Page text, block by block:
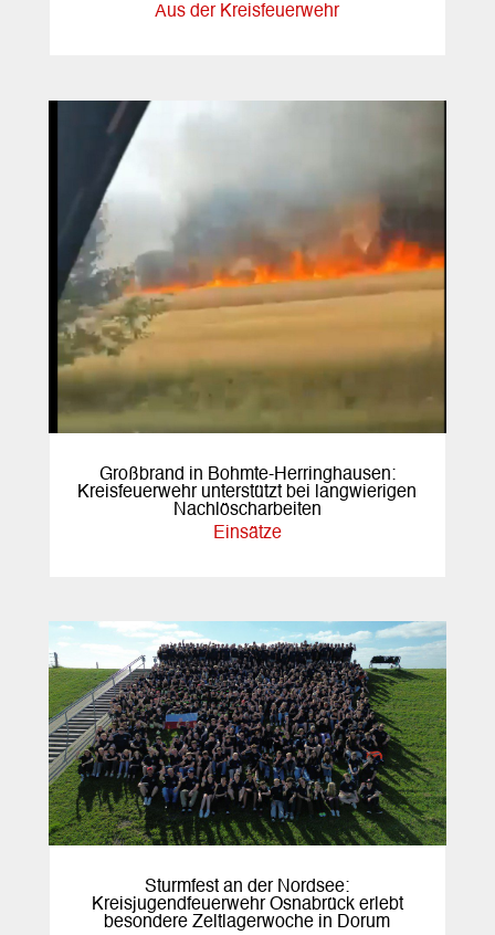
Aus der Kreisfeuerwehr
Großbrand in Bohmte-Herringhausen:
Kreisfeuerwehr unterstützt bei langwierigen
Nachlöscharbeiten
Einsätze
Sturmfest an der Nordsee:
Kreisjugendfeuerwehr Osnabrück erlebt
besondere Zeltlagerwoche in Dorum